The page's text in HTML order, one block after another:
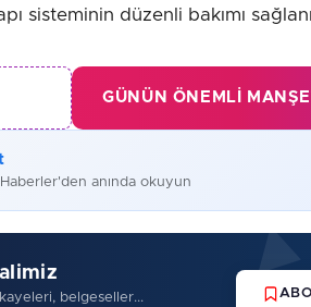
sisteminin düzenli bakımı
GÜNÜN ÖNEMLI
anında okuyun
belgeseller...